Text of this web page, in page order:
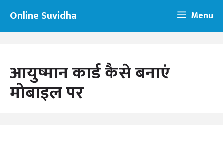
content
Online Suvidha Menu
आयुष्मान कार्ड कैसे बनाएं
मोबाइल पर